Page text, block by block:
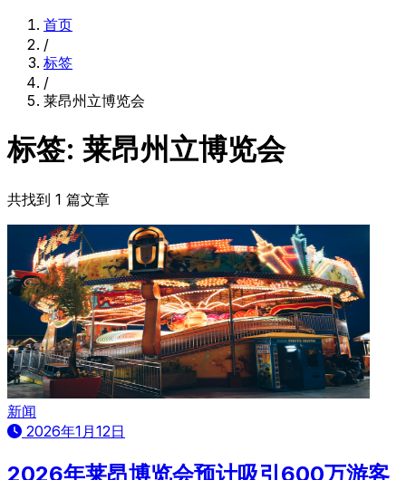
首页
/
标签
/
莱昂州立博览会
标签: 莱昂州立博览会
共找到 1 篇文章
新闻
2026年1月12日
2026年莱昂博览会预计吸引600万游客